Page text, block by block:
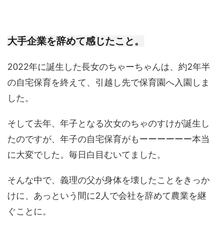
大手企業を辞めて感じたこと。
2022年に誕生した長女のちゃーちゃんは、約2年半
の自宅保育を終えて、引越し先で保育園へ入園しま
した。
そして去年、年子となる次女のちゃのすけが誕生し
たのですが、年子の自宅保育がもーーーーーー本当
に大変でした。毎日白目むいてました。
そんな中で、義理の父が身体を壊したことをきっか
けに、あっという間に2人で会社を辞めて農業を継
ぐことに。